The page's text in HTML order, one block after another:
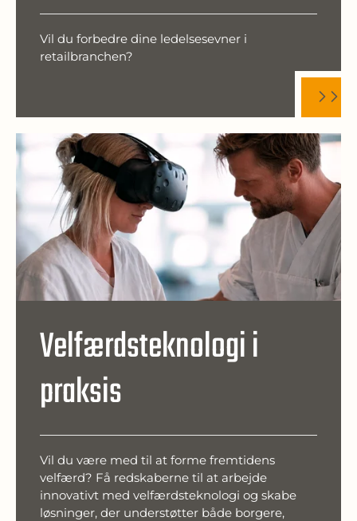
Vil du forbedre dine ledelsesevner i
retailbranchen?
Velfærdsteknologi i
praksis
Vil du være med til at forme fremtidens
velfærd? Få redskaberne til at arbejde
innovativt med velfærdsteknologi og skabe
løsninger, der understøtter både borgere,